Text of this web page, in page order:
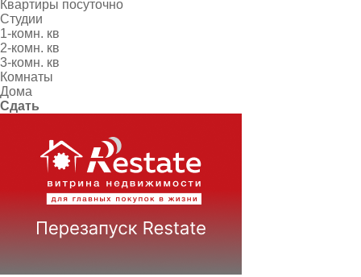
Квартиры посуточно
Студии
1-комн. кв
2-комн. кв
3-комн. кв
Комнаты
Дома
Сдать